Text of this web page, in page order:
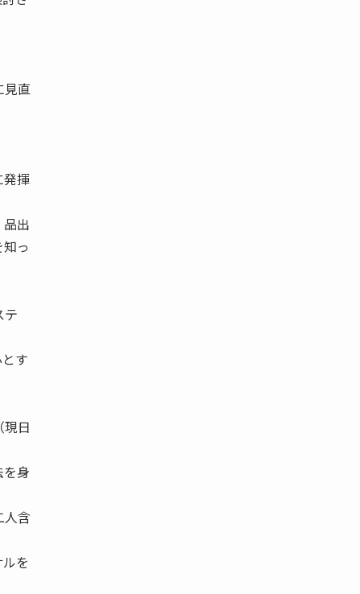
見直
発揮
出
っ
テ
す
日
身
人含
を